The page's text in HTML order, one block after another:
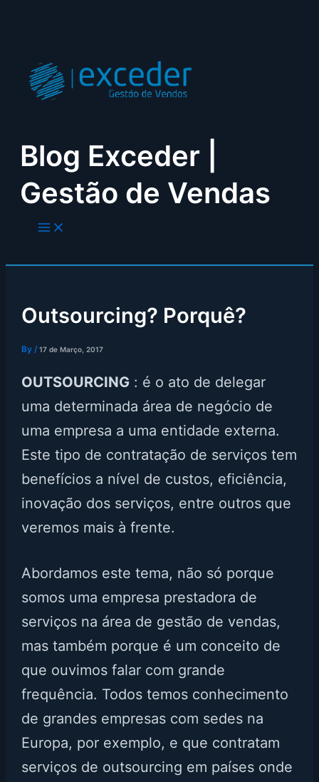
Blog Exceder |
Gestão de Vendas
Outsourcing? Porquê?
By/17 de Março, 2017
OUTSOURCING : é o ato de delegar
uma determinada área de negócio de
uma empresa a uma entidade externa.
Este tipo de contratação de serviços tem
benefícios a nível de custos, eficiência,
inovação dos serviços, entre outros que
veremos mais à frente.
Abordamos este tema, não só porque
somos uma empresa prestadora de
serviços na área de gestão de vendas,
mas também porque é um conceito de
que ouvimos falar com grande
frequência. Todos temos conhecimento
de grandes empresas com sedes na
Europa, por exemplo, e que contratam
serviços de outsourcing em países onde